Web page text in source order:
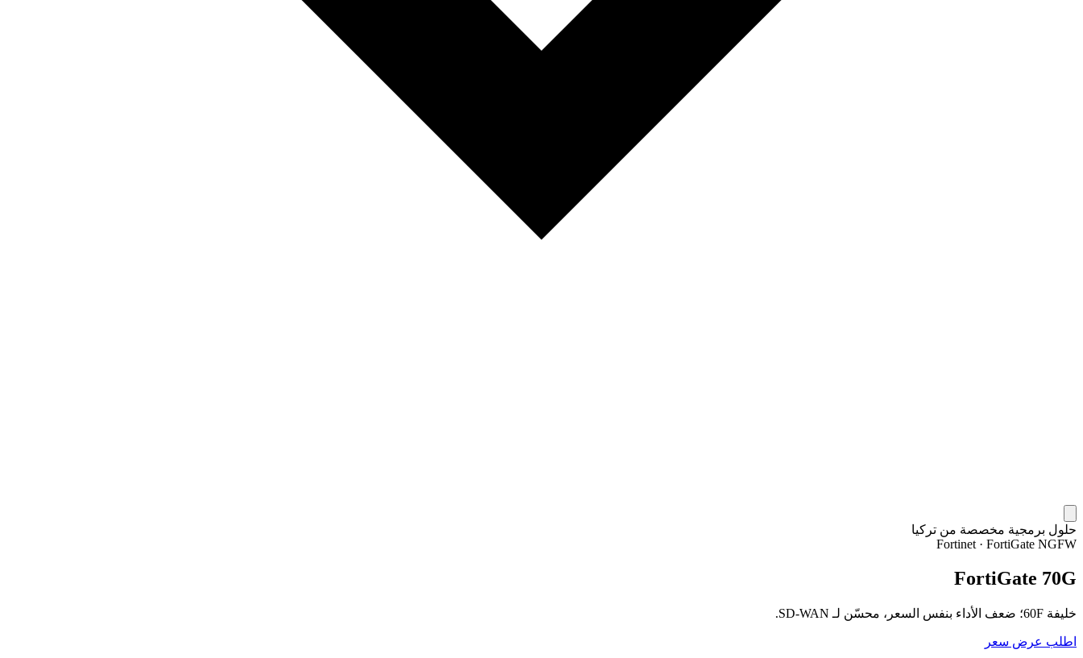
حلول برمجية مخصصة من تركيا
Fortinet · FortiGate NGFW
FortiGate 70G
خليفة 60F؛ ضعف الأداء بنفس السعر، محسّن لـ SD-WAN.
اطلب عرض سعر